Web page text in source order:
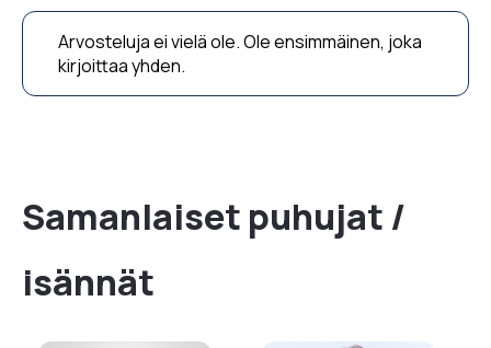
Arvosteluja ei vielä ole. Ole ensimmäinen, joka
kirjoittaa yhden.
Samanlaiset puhujat /
isännät